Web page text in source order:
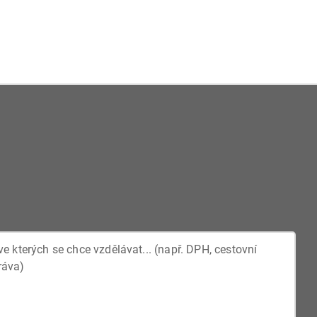
webináře. V případě dotazu ohledně konkrétního
před provedením objednávky.